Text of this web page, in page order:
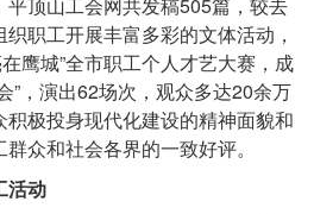
职工开展丰富多彩的文体活动，
鹰城”全市职工个人才艺大赛，成
”，演出62场次，观众多达20余万
极投身现代化建设的精神面貌和
众和社会各界的一致好评。
活动